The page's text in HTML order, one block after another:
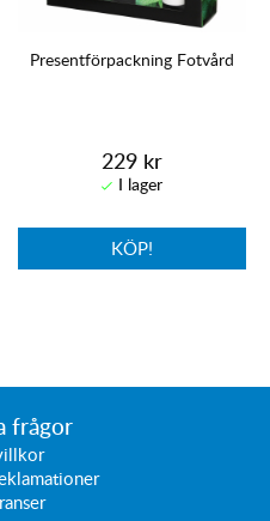
Presentförpackning Fotvård
229 kr
KÖP!
frågor